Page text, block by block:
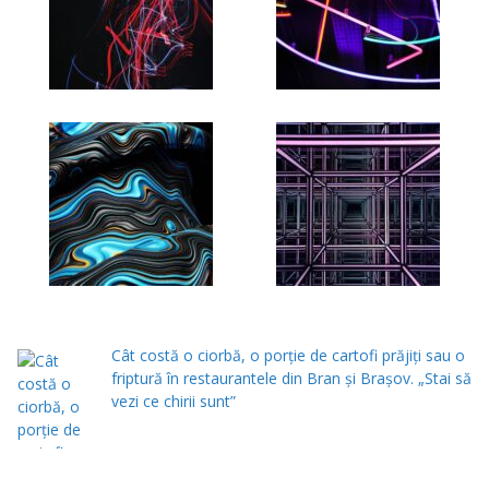
Cât costă o ciorbă, o porţie de cartofi prăjiţi sau o
friptură în restaurantele din Bran şi Braşov. „Stai să
vezi ce chirii sunt”